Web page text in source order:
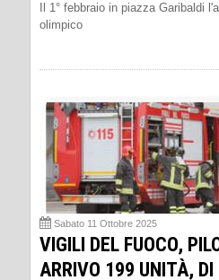
Il 1° febbraio in piazza Garibaldi
olimpico
Sabato 11 Ottobre 2025
VIGILI DEL FUOCO,
ARRIVO 199 UNITÀ,